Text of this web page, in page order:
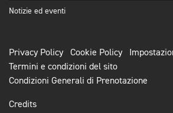
Notizie ed eventi
Privacy Policy Cookie Policy
Termini e condizioni del sito
Condizioni Generali di Prenotazione
Credits